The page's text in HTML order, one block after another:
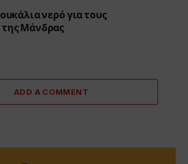
νερό για τους
Μάνδρας
ADD A COMMENT